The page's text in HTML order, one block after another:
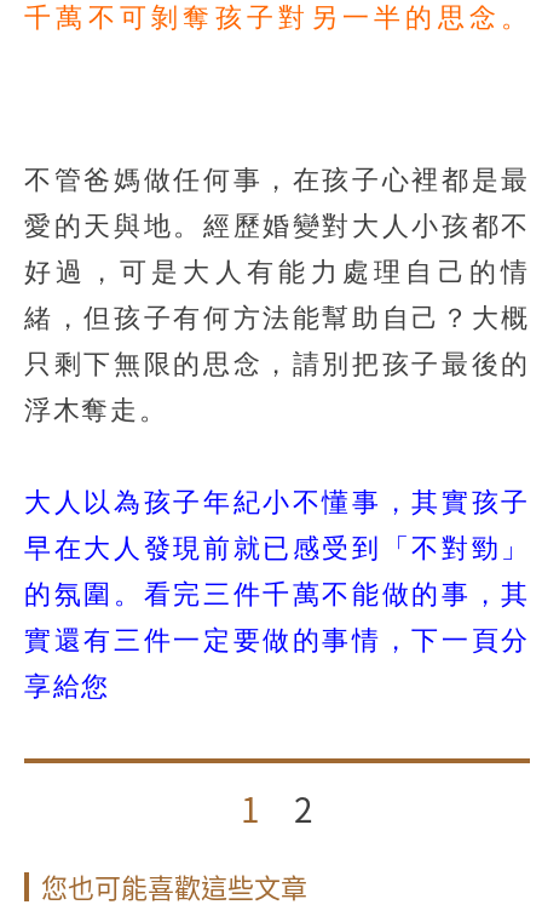
千萬不可剝奪孩子對另一半的思念。
不管爸媽做任何事，在孩子心裡都是最
愛的天與地。經歷婚變對大人小孩都不
好過，可是大人有能力處理自己的情
緒，但孩子有何方法能幫助自己？大概
只剩下無限的思念，請別把孩子最後的
浮木奪走。
大人以為孩子年紀小不懂事，其實孩子
早在大人發現前就已感受到「不對勁」
的氛圍。看完三件千萬不能做的事，其
實還有三件一定要做的事情，下一頁分
享給您
1 2
您也可能喜歡這些文章